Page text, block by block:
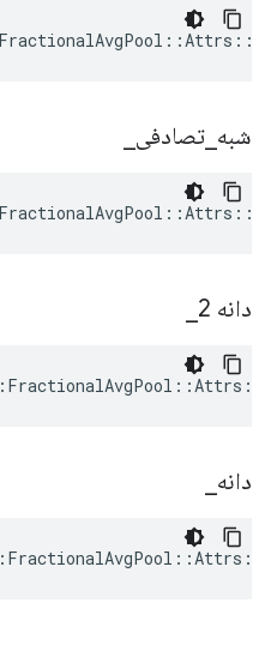
شبه تصادفی
دانه 2
دانه